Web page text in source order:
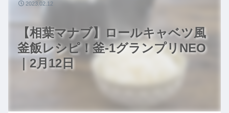
【相葉マナブ】ロールキャベツ風
釜飯レシピ！釜-1グランプリNEO
｜2月12日
2023.02.12